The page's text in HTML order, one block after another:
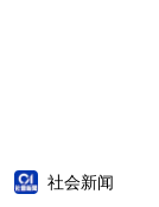
社会新闻